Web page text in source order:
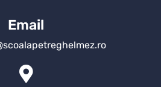
Email